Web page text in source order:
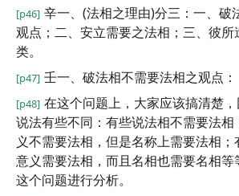
[p46] 辛一、(法相之理由)分三：一、破
观点；二、安立需要之法相；三、彼所
类。
[p47] 壬一、破法相不需要法相之观点：
[p48] 在这个问题上，大家应该搞清楚
说法有些不同：有些说法相不需要法
义不需要法相，但是名称上需要法相
意义需要法相，而且名相也需要名相
这个问题进行分析。